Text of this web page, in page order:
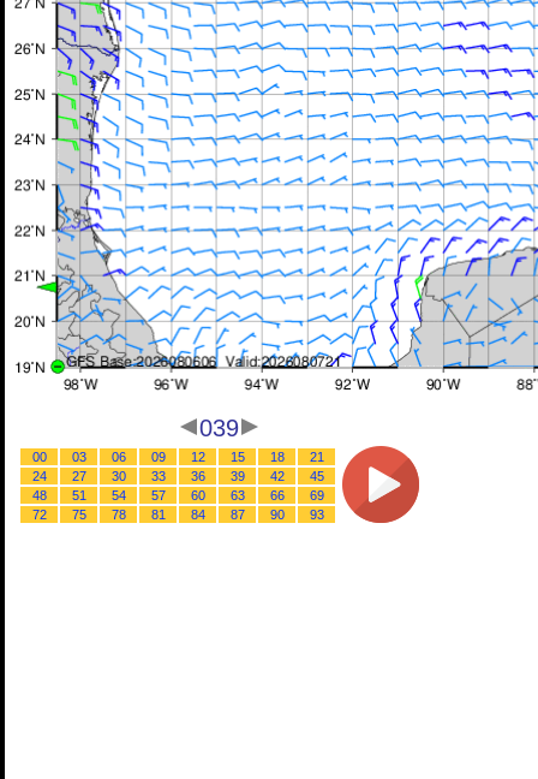
039
00 03 06 09 12 15 18
21
24
27 30 33 36 39 42
45
48
51 54 57 60 63 66
69
72
75 78 81 84 87 90 93